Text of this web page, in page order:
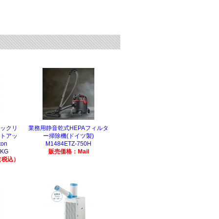
クリ
アッ
込）
業務用静音乾式HEPAフィルタ
ー掃除機(ドイツ製)
M1484ETZ-750H
販売価格：Mail